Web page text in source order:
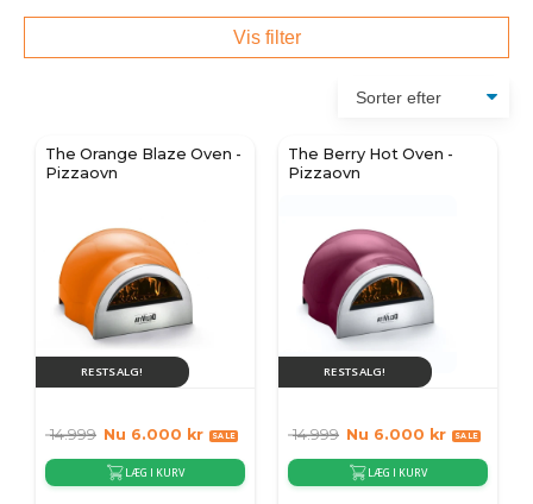
Vis filter
The Orange Blaze Oven -
Pizzaovn
RESTSALG!
14.999 Nu 6.000 kr
LÆG I KURV
The Berry Hot Oven -
Pizzaovn
RESTSALG!
14.999 Nu 6.000 kr
LÆG I KURV